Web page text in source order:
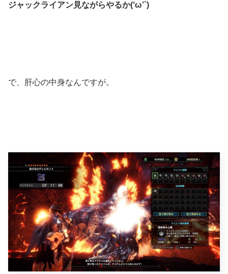
ジャックライアン見ながらやるか(‘ω’`)
で、肝心の中身なんですが。